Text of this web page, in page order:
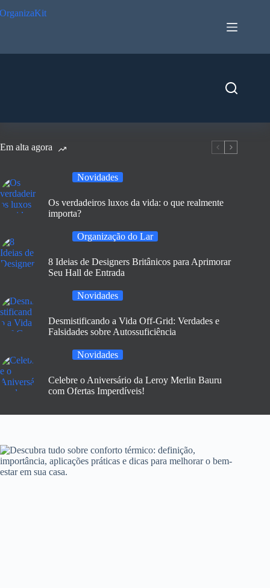
para
Em alta agora
Novidades
Os verdadeiros luxos da vida: o que realmente
importa?
Organização do Lar
8 Ideias de Designers Britânicos para Aprimorar
Seu Hall de Entrada
Novidades
Desmistificando a Vida Off-Grid: Verdades e
Falsidades sobre Autossuficiência
Novidades
Celebre o Aniversário da Leroy Merlin Bauru
com Ofertas Imperdíveis!